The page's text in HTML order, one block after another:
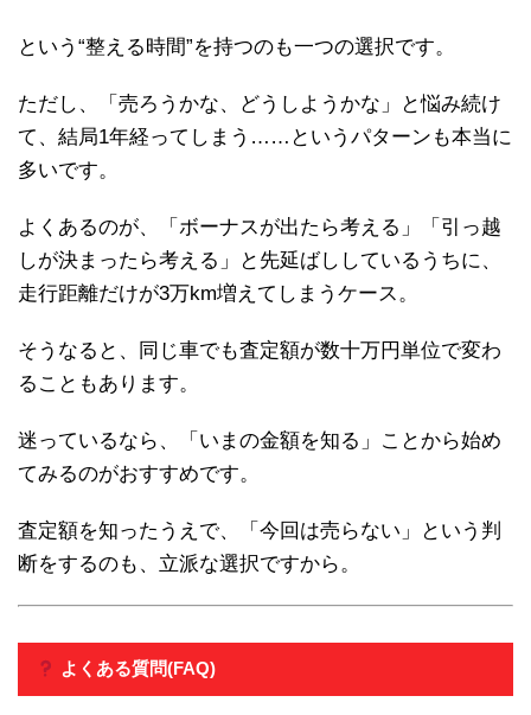
という“整える時間”を持つのも一つの選択です。
ただし、「売ろうかな、どうしようかな」と悩み続け
て、結局1年経ってしまう……というパターンも本当に
多いです。
よくあるのが、「ボーナスが出たら考える」「引っ越
しが決まったら考える」と先延ばししているうちに、
走行距離だけが3万km増えてしまうケース。
そうなると、同じ車でも査定額が数十万円単位で変わ
ることもあります。
迷っているなら、「いまの金額を知る」ことから始め
てみるのがおすすめです。
査定額を知ったうえで、「今回は売らない」という判
断をするのも、立派な選択ですから。
よくある質問(FAQ)